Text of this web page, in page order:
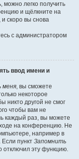
можно легко получить
и щёлкните на
скоро вы снова
с администратором
ввод имени и
меня, вы сможете
некоторое
никто другой не смог
чтобы вам не
каждый раз, вы можете
на конференцию. Не
например в
Если пункт Запомнить
отключил эту функцию.